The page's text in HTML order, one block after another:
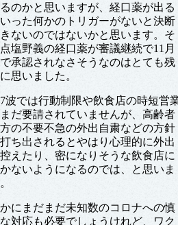
のかと思いますが、経口薬が出る
った何かのトリガーがないと決断
ないのではないかと思います。そ
塩野義の経口薬が審議継続で11月
で承認されなさそうなのはとても残
思いました。
波では行動制限や飲食店の時短営
だ要請されていませんが、高齢者
の不要不急の外出自粛などの方針
ち出されるとやはり心理的に外出
えたり、密になりそうな飲食店に
ないようになるのでは、と思いま
にまだまだ未知数のコロナへの慎
対応も必要でしょうけれど、ワク